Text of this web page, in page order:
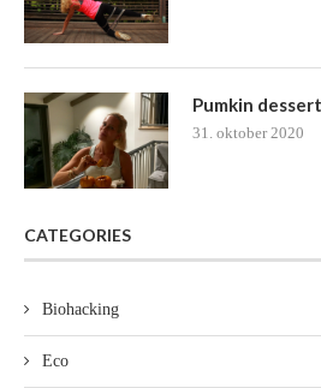
Pumkin
31. oktober 2020
CATEGORIES
Biohacking
Eco